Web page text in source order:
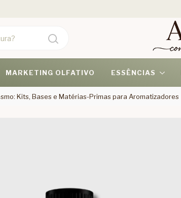
MARKETING OLFATIVO ESSÊNCIAS
Kits, Bases e Matérias-Primas para Aromatizadores